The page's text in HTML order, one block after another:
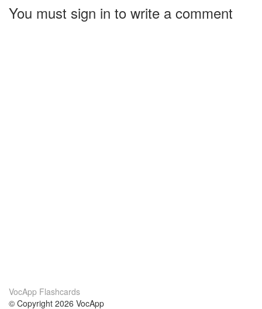
You must sign in to write a comment
VocApp Flashcards
© Copyright 2026 VocApp